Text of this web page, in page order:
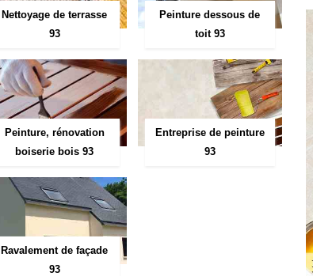
Nettoyage de terrasse
93
Peinture dessous de
toit 93
Peinture, rénovation
boiserie bois 93
Entreprise de peinture
93
Ravalement de façade
93